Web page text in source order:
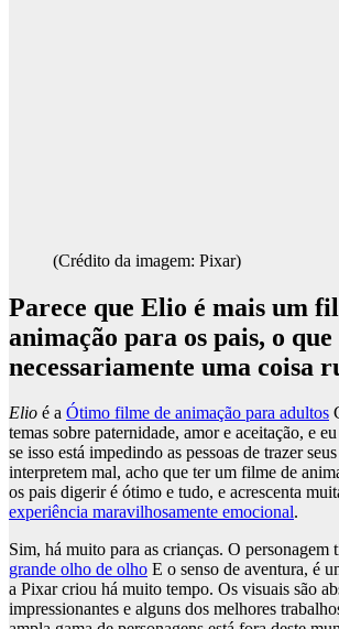
(Crédito da imagem: Pixar)
Parece que Elio é mais um
animação para os pais, o que
necessariamente uma coisa
Elio é a Ótimo filme de animação para adultos
temas sobre paternidade, amor e aceitação, e
se isso está impedindo as pessoas de trazer
interpretem mal, acho que ter um filme de
os pais digerir é ótimo e tudo, e acrescenta
experiência maravilhosamente emocional.
Sim, há muito para as crianças. O personagem
grande olho de olho E o senso de aventura, é
a Pixar criou há muito tempo. Os visuais são
impressionantes e alguns dos melhores